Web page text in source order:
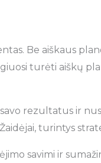
Be aiškaus
turėti aiškų
rezultatus ir
turintys
savimi ir